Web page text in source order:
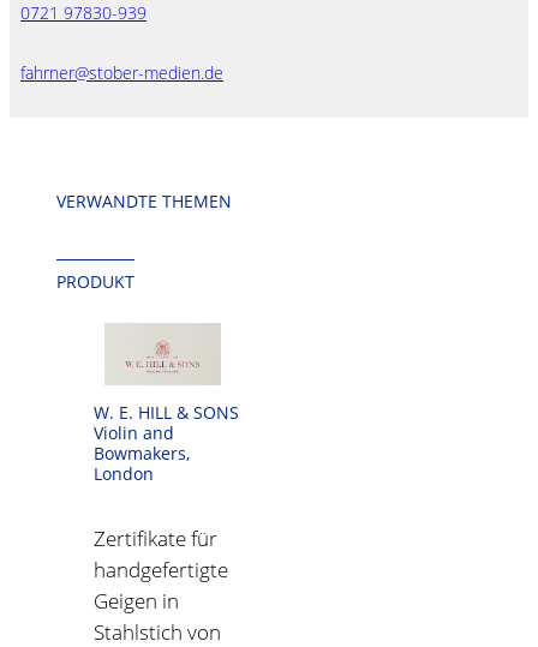
0721 97830-939
fahrner@stober-medien.de
VERWANDTE THEMEN
PRODUKT
W. E. HILL & SONS
Violin and
Bowmakers,
London
Zertifikate für
handgefertigte
Geigen in
Stahlstich von